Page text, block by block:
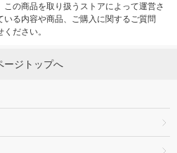
の商品を取り扱うストアによって運営さ
る内容や商品、ご購入に関するご質問
ださい。
ージトップへ